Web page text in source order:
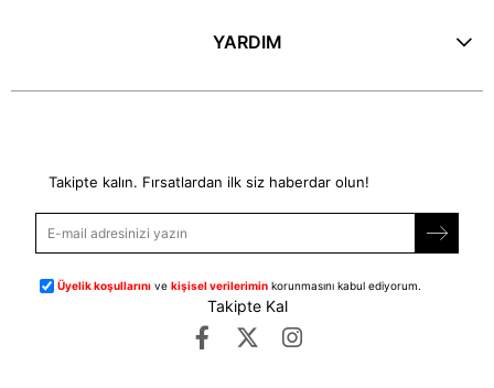
YARDIM
Takipte kalın. Fırsatlardan ilk siz haberdar olun!
Üyelik koşullarını vekişisel verilerimin korunmasını kabul ediyorum.
Takipte Kal